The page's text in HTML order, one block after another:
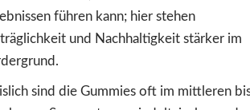
führen kann; hier stehen
und Nachhaltigkeit stärker im
sind die Gummies oft im mittleren